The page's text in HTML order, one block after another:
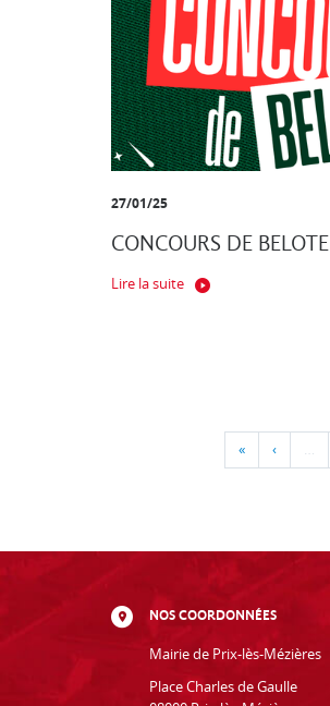
27/01/25
CONCOURS DE BELOTE
Lire la suite
« ‹ …
NOS COORDONNÉES
Mairie de Prix-lès-Mézières
Place Charles de Gaulle